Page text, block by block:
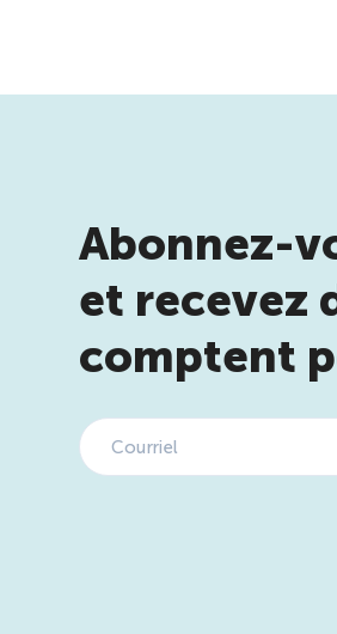
Abonnez-
et recevez
comptent